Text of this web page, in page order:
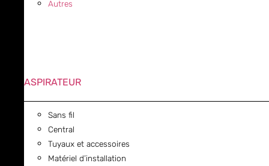
Autres
ASPIRATEUR
Sans fil
Central
Tuyaux et accessoires
Matériel d’installation